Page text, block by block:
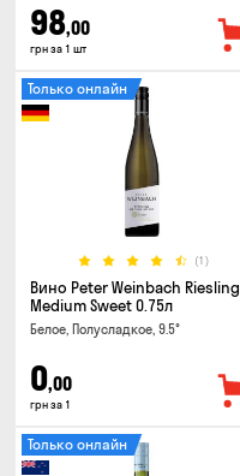
98,00
грн за 1 шт
(1)
Только онлайн
Вино Peter Weinbach Riesling
Medium Sweet 0.75л
Белое, Полусладкое, 9.5°
0,00
грн за 1
Только онлайн